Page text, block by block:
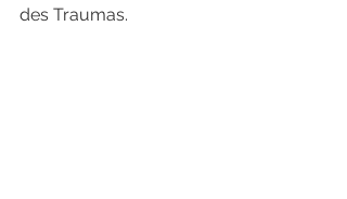
des Traumas.